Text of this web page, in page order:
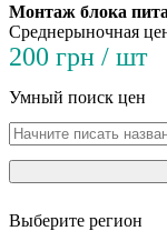
Монтаж блока
Среднерыночная
200 грн / шт
Умный поиск цен
Выберите регион